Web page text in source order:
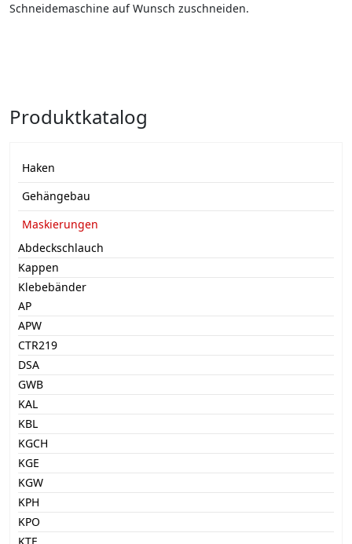
Schneidemaschine auf Wunsch zuschneiden.
Produktkatalog
Haken
Gehängebau
Maskierungen
Abdeckschlauch
Kappen
Klebebänder
AP
APW
CTR219
DSA
GWB
KAL
KBL
KGCH
KGE
KGW
KPH
KPO